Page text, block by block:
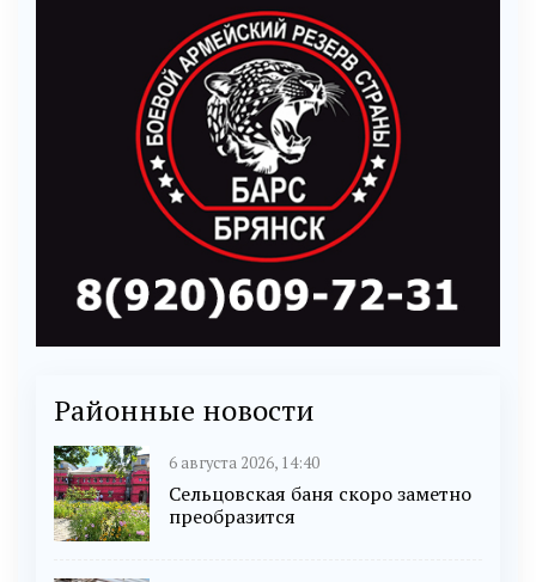
Районные новости
6 августа 2026, 14:40
Сельцовская баня скоро заметно
преобразится